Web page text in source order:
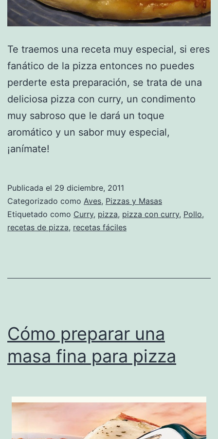
Te traemos una receta muy especial, si eres
fanático de la pizza entonces no puedes
perderte esta preparación, se trata de una
deliciosa pizza con curry, un condimento
muy sabroso que le dará un toque
aromático y un sabor muy especial,
¡anímate!
Publicada el 29 diciembre, 2011
Categorizado como Aves, Pizzas y Masas
Etiquetado como Curry, pizza, pizza con curry, Pollo,
recetas de pizza, recetas fáciles
Cómo preparar una
masa fina para pizza